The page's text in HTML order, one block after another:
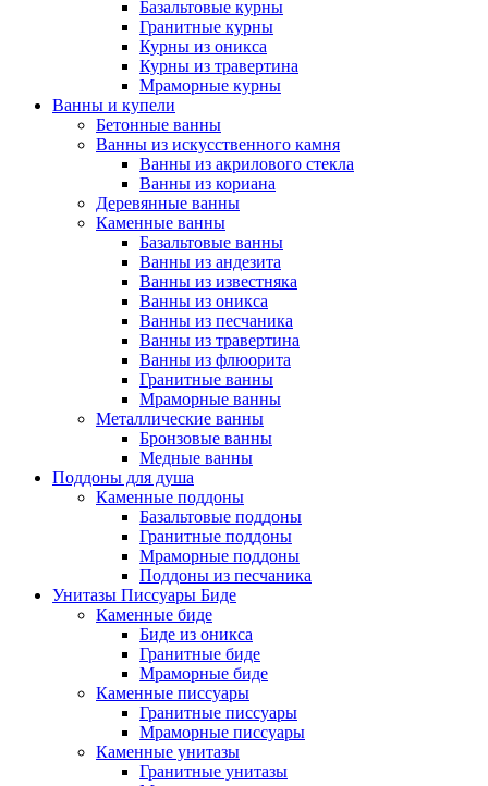
Базальтовые курны
Гранитные курны
Курны из оникса
Курны из травертина
Мраморные курны
Ванны и купели
Бетонные ванны
Ванны из искусственного камня
Ванны из акрилового стекла
Ванны из кориана
Деревянные ванны
Каменные ванны
Базальтовые ванны
Ванны из андезита
Ванны из известняка
Ванны из оникса
Ванны из песчаника
Ванны из травертина
Ванны из флюорита
Гранитные ванны
Мраморные ванны
Металлические ванны
Бронзовые ванны
Медные ванны
Поддоны для душа
Каменные поддоны
Базальтовые поддоны
Гранитные поддоны
Мраморные поддоны
Поддоны из песчаника
Унитазы Писсуары Биде
Каменные биде
Биде из оникса
Гранитные биде
Мраморные биде
Каменные писсуары
Гранитные писсуары
Мраморные писсуары
Каменные унитазы
Гранитные унитазы